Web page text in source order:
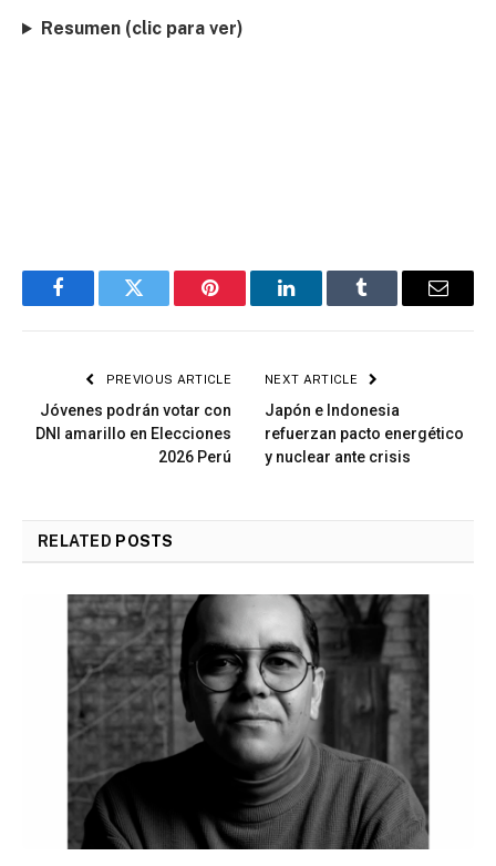
Resumen (clic para ver)
FacebookTwitter Pinterest LinkedInTumblr Email
PREVIOUS ARTICLE
Jóvenes podrán votar con
DNI amarillo en Elecciones
2026 Perú
NEXT ARTICLE
Japón e Indonesia
refuerzan pacto energético
y nuclear ante crisis
RELATED POSTS